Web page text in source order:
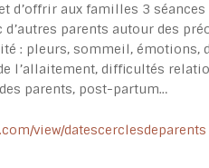
d’offrir aux familles 3
d’autres parents autour des
: pleurs, sommeil,
l’allaitement, difficultés
parents, post-partum…
view/datescerclesdeparents